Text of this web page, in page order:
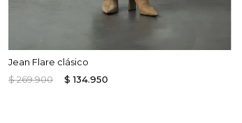
Jean Flare clásico
$269.900 $ 134.950